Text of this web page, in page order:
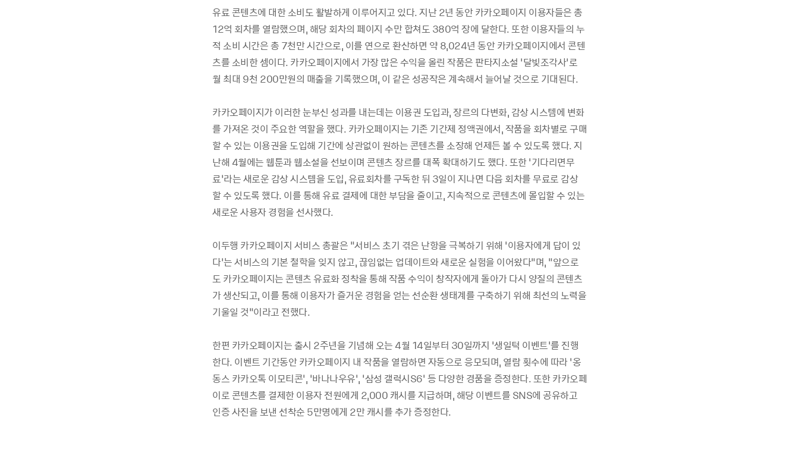
유료 콘텐츠에 대한 소비도 활발하게 이루어지고 있다. 지난 2년 동안 카카오페이지 이용자들은 총
12억 회차를 열람했으며, 해당 회차의 페이지 수만 합쳐도 380억 장에 달한다. 또한 이용자들의 누
적 소비 시간은 총 7천만 시간으로, 이를 연으로 환산하면 약 8,024년 동안 카카오페이지에서 콘텐
츠를 소비한 셈이다. 카카오페이지에서 가장 많은 수익을 올린 작품은 판타지소설 ‘달빛조각사’로
월 최대 9천 200만원의 매출을 기록했으며, 이 같은 성공작은 계속해서 늘어날 것으로 기대된다.
카카오페이지가 이러한 눈부신 성과를 내는데는 이용권 도입과, 장르의 다변화, 감상 시스템에 변화
를 가져온 것이 주요한 역할을 했다. 카카오페이지는 기존 기간제 정액권에서, 작품을 회차별로 구매
할 수 있는 이용권을 도입해 기간에 상관없이 원하는 콘텐츠를 소장해 언제든 볼 수 있도록 했다. 지
난해 4월에는 웹툰과 웹소설을 선보이며 콘텐츠 장르를 대폭 확대하기도 했다. 또한 ‘기다리면무
료’라는 새로운 감상 시스템을 도입, 유료회차를 구독한 뒤 3일이 지나면 다음 회차를 무료로 감상
할 수 있도록 했다. 이를 통해 유료 결제에 대한 부담을 줄이고, 지속적으로 콘텐츠에 몰입할 수 있는
새로운 사용자 경험을 선사했다.
이두행 카카오페이지 서비스 총괄은 “서비스 초기 겪은 난항을 극복하기 위해 ‘이용자에게 답이 있
다’는 서비스의 기본 철학을 잊지 않고, 끊임없는 업데이트와 새로운 실험을 이어왔다”며, “앞으로
도 카카오페이지는 콘텐츠 유료화 정착을 통해 작품 수익이 창작자에게 돌아가 다시 양질의 콘텐츠
가 생산되고, 이를 통해 이용자가 즐거운 경험을 얻는 선순환 생태계를 구축하기 위해 최선의 노력을
기울일 것”이라고 전했다.
한편 카카오페이지는 출시 2주년을 기념해 오는 4월 14일부터 30일까지 ‘생일턱 이벤트’를 진행
한다. 이벤트 기간동안 카카오페이지 내 작품을 열람하면 자동으로 응모되며, 열람 횟수에 따라 ‘옹
동스 카카오톡 이모티콘’, ‘바나나우유’, ‘삼성 갤럭시S6’ 등 다양한 경품을 증정한다. 또한 카카오페
이로 콘텐츠를 결제한 이용자 전원에게 2,000 캐시를 지급하며, 해당 이벤트를 SNS에 공유하고
인증 사진을 보낸 선착순 5만명에게 2만 캐시를 추가 증정한다.